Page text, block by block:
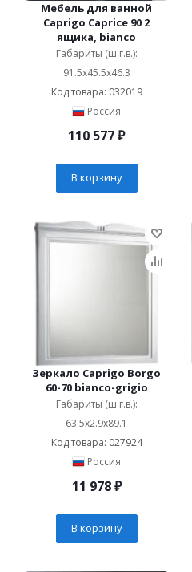
Мебель для ванной
Caprigo Caprice 90 2
ящика, bianco
Габариты (ш.г.в.):
91.5x45.5x46.3
Код товара: 032019
Россия
110 577₽
В корзину
Зеркало Caprigo Borgo
60-70 bianco-grigio
Габариты (ш.г.в.):
63.5x2.9x89.1
Код товара: 027924
Россия
11 978₽
В корзину